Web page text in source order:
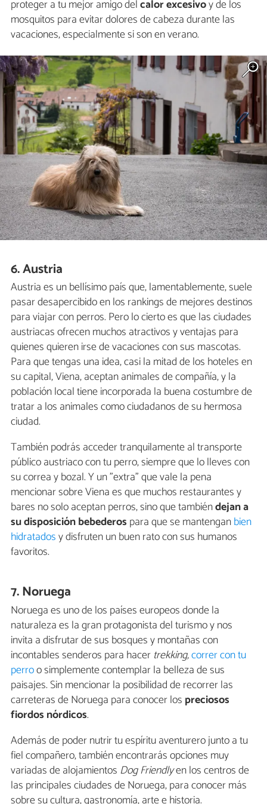
proteger a tu mejor amigo delcalor excesivoy de los
mosquitos para evitar dolores de cabeza durante las
vacaciones, especialmente si son en verano.
6. Austria
Austria es un bellísimo país que, lamentablemente, suele
pasar desapercibido en los rankings de mejores destinos
para viajar con perros. Pero lo cierto es que las ciudades
austriacas ofrecen muchos atractivos y ventajas para
quienes quieren irse de vacaciones con sus mascotas.
Para que tengas una idea, casi la mitad de los hoteles en
su capital, Viena, aceptan animales de compañía, y la
población local tiene incorporada la buena costumbre de
tratar a los animales como ciudadanos de su hermosa
ciudad.
También podrás acceder tranquilamente al transporte
público austriaco con tu perro, siempre que lo lleves con
su correa y bozal. Y un "extra" que vale la pena
mencionar sobre Viena es que muchos restaurantes y
bares no solo aceptan perros, sino que tambiéndejan a
su disposición bebederos para que se mantenganbien
hidratadosy disfruten un buen rato con sus humanos
favoritos.
7. Noruega
Noruega es uno de los países europeos donde la
naturaleza es la gran protagonista del turismo y nos
invita a disfrutar de sus bosques y montañas con
incontables senderos para hacer trekking,correr con tu
perroo simplemente contemplar la belleza de sus
paisajes. Sin mencionar la posibilidad de recorrer las
carreteras de Noruega para conocer los preciosos
fiordos nórdicos.
Además de poder nutrir tu espíritu aventurero junto a tu
fiel compañero, también encontrarás opciones muy
variadas de alojamientos Dog Friendlyen los centros de
las principales ciudades de Noruega, para conocer más
sobre su cultura, gastronomía, arte e historia.